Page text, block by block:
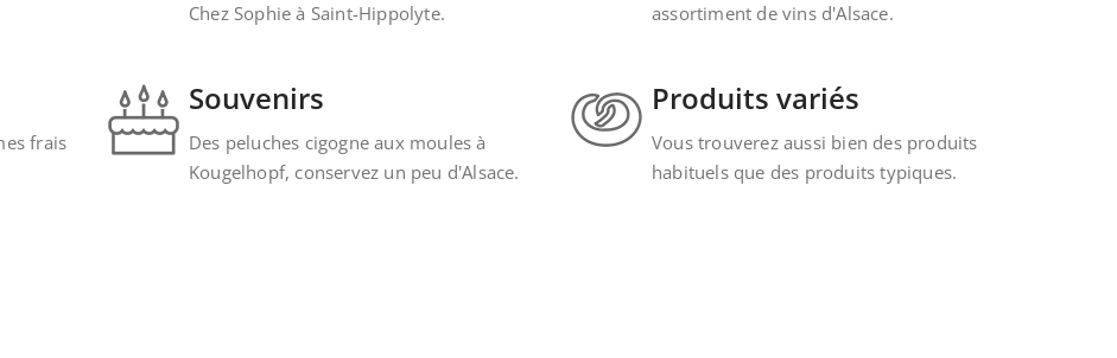
Chez Sophie à Saint-Hippolyte.
assortiment de vins d'Alsace.
frais
Souvenirs
Des peluches cigogne aux moules à
Kougelhopf, conservez un peu d'Alsace.
Produits variés
Vous trouverez aussi bien des produits
habituels que des produits typiques.